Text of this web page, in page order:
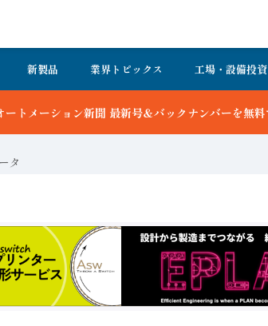
新製品 業界トピックス 工場・設備投資
ックナンバーを無料で公開中 詳細はこちら
タ